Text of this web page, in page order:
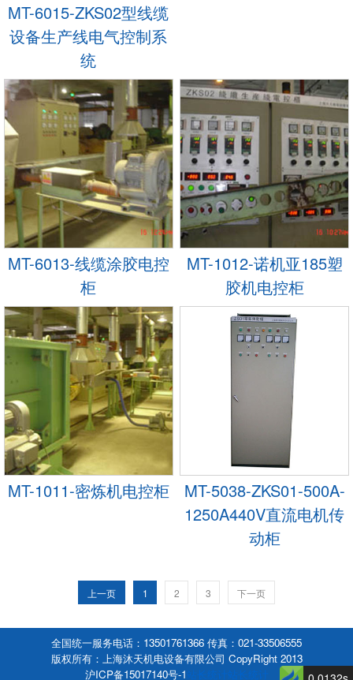
MT-6015-ZKS02型线缆
设备生产线电气控制系
统
MT-6013-线缆涂胶电控
柜
MT-1012-诺机亚185塑
胶机电控柜
MT-1011-密炼机电控柜
MT-5038-ZKS01-500A-
1250A440V直流电机传
动柜
上一页 1 2 3 下一页
全国统一服务电话：13501761366 传真：021-33506555
版权所有：上海沐天机电设备有限公司 CopyRight 2013
沪ICP备15017140号-1站长统计 站长统计